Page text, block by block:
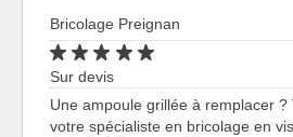
Bricolage Preignan
Sur devis
Une ampoule grillée à remplacer ?
votre spécialiste en bricolage en